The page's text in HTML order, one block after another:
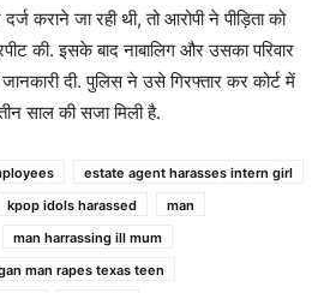
दर्ज कराने जा रही थी, तो आरोपी ने पीड़िता को
की. इसके बाद नाबालिग और उसका परिवार
दी. पुलिस ने उसे गिरफ्तार कर कोर्ट में
साल की सजा मिली है.
estate agent harasses intern girl
kpop idols harassed
man
man harrassing ill mum
man rapes texas teen